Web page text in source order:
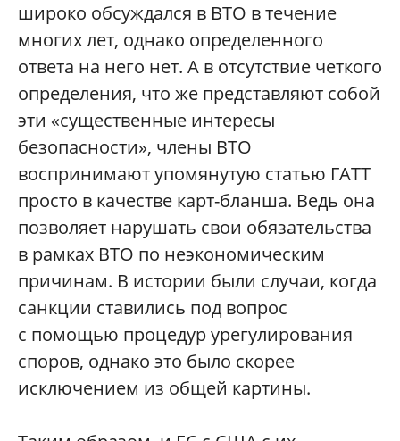
широко обсуждался в ВТО в течение
многих лет, однако определенного
ответа на него нет. А в отсутствие четкого
определения, что же представляют собой
эти «существенные интересы
безопасности», члены ВТО
воспринимают упомянутую статью ГАТТ
просто в качестве карт-бланша. Ведь она
позволяет нарушать свои обязательства
в рамках ВТО по неэкономическим
причинам. В истории были случаи, когда
санкции ставились под вопрос
с помощью процедур урегулирования
споров, однако это было скорее
исключением из общей картины.